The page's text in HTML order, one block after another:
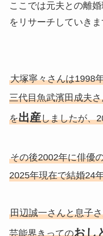
ここでは元夫との離
をリサーチしていきま
大塚寧々さんは1998
三代目魚武濱田成夫
を出産しましたが、
その後2002年に俳優
2025年現在で結婚24
田辺誠一さんと息子
芸能界きってのおし